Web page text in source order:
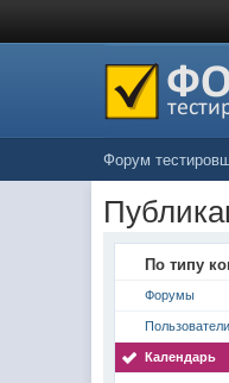
Форум
По типу
Форумы
Пользователи
Календарь